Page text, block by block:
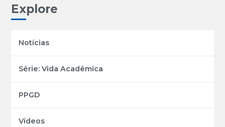
Explore
Notícias
Série: Vida Acadêmica
PPGD
Vídeos